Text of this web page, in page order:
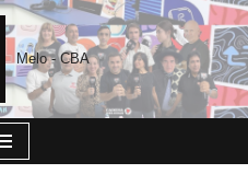
Melo - CBA